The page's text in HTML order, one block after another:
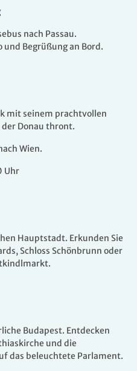
nach Passau.
und Begrüßung an Bord.
mit seinem prachtvollen
Donau thront.
Wien.
Uhr
Hauptstadt. Erkunden Sie
Schloss Schönbrunn oder
Budapest. Entdecken
und die
das beleuchtete Parlament.